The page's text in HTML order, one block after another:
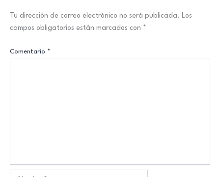
Tu dirección de correo electrónico no será publicada. Los
campos obligatorios están marcados con *
Comentario *